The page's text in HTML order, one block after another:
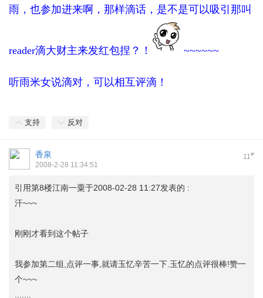
雨，也参加进来啊，那样滴话，是不是可以吸引那叫
reader滴大财主来发红包捏？！ ~~~~~~
听雨米女说滴对，可以相互评滴！
支持 反对
11#
香泉
2008-2-28 11:34:51
引用第8楼江南一粟于2008-02-28 11:27发表的 :
汗~~~
刚刚才看到这个帖子
我参加第二组,点评一事,就请玉忆辛苦一下.玉忆的点评很棒!赞一
个~~~